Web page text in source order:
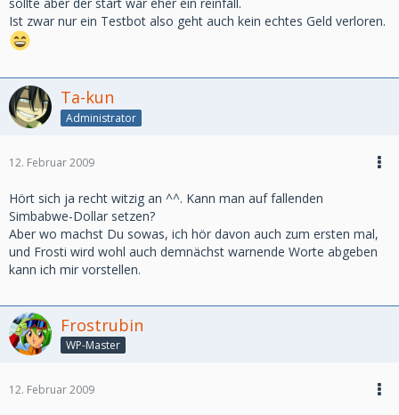
Ist zwar nur ein Testbot also geht auch kein echtes Geld verloren.
Ta-kun
Administrator
12. Februar 2009
Hört sich ja recht witzig an ^^. Kann man auf fallenden
Simbabwe-Dollar setzen?
Aber wo machst Du sowas, ich hör davon auch zum ersten mal,
und Frosti wird wohl auch demnächst warnende Worte abgeben
kann ich mir vorstellen.
Frostrubin
WP-Master
12. Februar 2009